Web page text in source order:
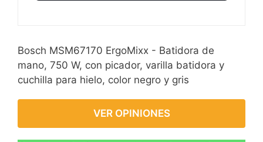
Bosch MSM67170 ErgoMixx - Batidora de
mano, 750 W, con picador, varilla batidora y
cuchilla para hielo, color negro y gris
VER OPINIONES